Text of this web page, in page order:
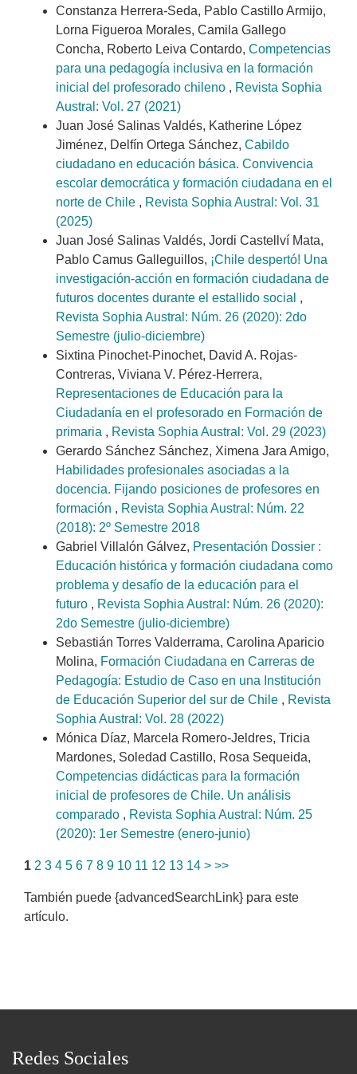
Constanza Herrera-Seda, Pablo Castillo Armijo,
Lorna Figueroa Morales, Camila Gallego
Concha, Roberto Leiva Contardo, Competencias
para una pedagogía inclusiva en la formación
inicial del profesorado chileno , Revista Sophia
Austral: Vol. 27 (2021)
Juan José Salinas Valdés, Katherine López
Jiménez, Delfín Ortega Sánchez, Cabildo
ciudadano en educación básica. Convivencia
escolar democrática y formación ciudadana en el
norte de Chile , Revista Sophia Austral: Vol. 31
(2025)
Juan José Salinas Valdés, Jordi Castellví Mata,
Pablo Camus Galleguillos, ¡Chile despertó! Una
investigación-acción en formación ciudadana de
futuros docentes durante el estallido social ,
Revista Sophia Austral: Núm. 26 (2020): 2do
Semestre (julio-diciembre)
Sixtina Pinochet-Pinochet, David A. Rojas-
Contreras, Viviana V. Pérez-Herrera,
Representaciones de Educación para la
Ciudadanía en el profesorado en Formación de
primaria , Revista Sophia Austral: Vol. 29 (2023)
Gerardo Sánchez Sánchez, Ximena Jara Amigo,
Habilidades profesionales asociadas a la
docencia. Fijando posiciones de profesores en
formación , Revista Sophia Austral: Núm. 22
(2018): 2º Semestre 2018
Gabriel Villalón Gálvez, Presentación Dossier :
Educación histórica y formación ciudadana como
problema y desafío de la educación para el
futuro , Revista Sophia Austral: Núm. 26 (2020):
2do Semestre (julio-diciembre)
Sebastián Torres Valderrama, Carolina Aparicio
Molina, Formación Ciudadana en Carreras de
Pedagogía: Estudio de Caso en una Institución
de Educación Superior del sur de Chile , Revista
Sophia Austral: Vol. 28 (2022)
Mónica Díaz, Marcela Romero-Jeldres, Tricia
Mardones, Soledad Castillo, Rosa Sequeida,
Competencias didácticas para la formación
inicial de profesores de Chile. Un análisis
comparado , Revista Sophia Austral: Núm. 25
(2020): 1er Semestre (enero-junio)
1 2 3 4 5 6 7 8 9 10 11 12 13 14 > >>
También puede {advancedSearchLink} para este
artículo.
Redes Sociales